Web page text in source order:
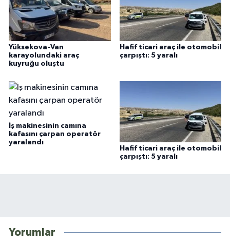
Yüksekova-Van
karayolundaki araç
kuyruğu oluştu
Hafif ticari araç ile otomobil
çarpıştı: 5 yaralı
İş makinesinin camına
kafasını çarpan operatör
yaralandı
Hafif ticari araç ile otomobil
çarpıştı: 5 yaralı
Yorumlar